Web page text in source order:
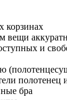
корзинах
вещи
и
полотенец
бра